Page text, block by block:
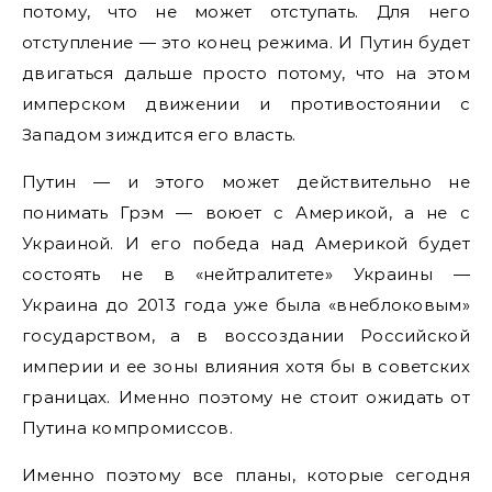
потому, что не может отступать. Для него
отступление — это конец режима. И Путин будет
двигаться дальше просто потому, что на этом
имперском движении и противостоянии с
Западом зиждится его власть.
Путин — и этого может действительно не
понимать Грэм — воюет с Америкой, а не с
Украиной. И его победа над Америкой будет
состоять не в «нейтралитете» Украины —
Украина до 2013 года уже была «внеблоковым»
государством, а в воссоздании Российской
империи и ее зоны влияния хотя бы в советских
границах. Именно поэтому не стоит ожидать от
Путина компромиссов.
Именно поэтому все планы, которые сегодня